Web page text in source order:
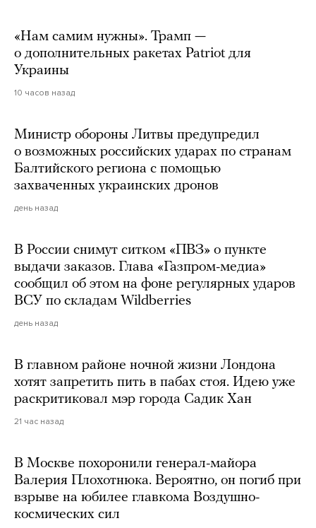
«Нам самим нужны». Трамп —
о дополнительных ракетах Patriot для
Украины
10 часов назад
Министр обороны Литвы предупредил
о возможных российских ударах по странам
Балтийского региона с помощью
захваченных украинских дронов
день назад
В России снимут ситком «ПВЗ» о пункте
выдачи заказов. Глава «Газпром-медиа»
сообщил об этом на фоне регулярных ударов
ВСУ по складам Wildberries
день назад
В главном районе ночной жизни Лондона
хотят запретить пить в пабах стоя. Идею уже
раскритиковал мэр города Садик Хан
21 час назад
В Москве похоронили генерал-майора
Валерия Плохотнюка. Вероятно, он погиб при
взрыве на юбилее главкома Воздушно-
космических сил